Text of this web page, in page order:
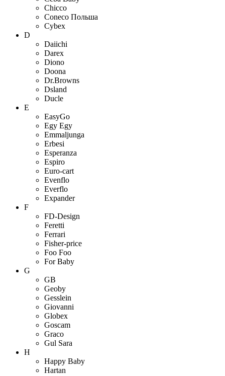
Chicco
Coneco Польша
Cybex
D
Daiichi
Darex
Diono
Doona
Dr.Browns
Dsland
Ducle
E
EasyGo
Egy Egy
Emmaljunga
Erbesi
Esperanza
Espiro
Euro-cart
Evenflo
Everflo
Expander
F
FD-Design
Feretti
Ferrari
Fisher-price
Foo Foo
For Baby
G
GB
Geoby
Gesslein
Giovanni
Globex
Goscam
Graco
Gul Sara
H
Happy Baby
Hartan